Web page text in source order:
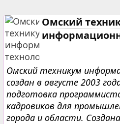
Омский
Омский техникум
создан в августе 2003
подготовка
кадровиков для
города и области.